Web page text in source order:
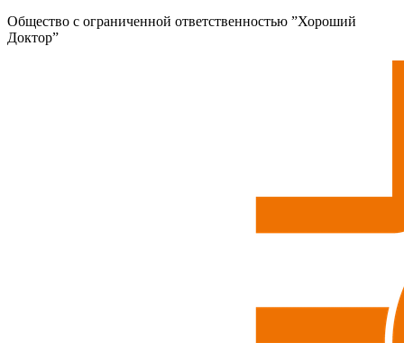
Общество с ограниченной ответственностью ”Хороший
Доктор”